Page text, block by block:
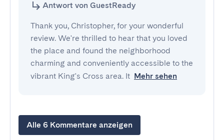
Antwort von GuestReady
Thank you, Christopher, for your wonderful
review. We're thrilled to hear that you loved
the place and found the neighborhood
charming and conveniently accessible to the
vibrant King's Cross area. It Mehr sehen
Alle 6 Kommentare anzeigen